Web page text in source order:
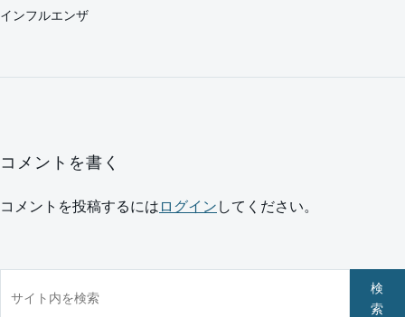
インフルエンザ
コメントを書く
コメントを投稿するには ログイン してください。
検
索